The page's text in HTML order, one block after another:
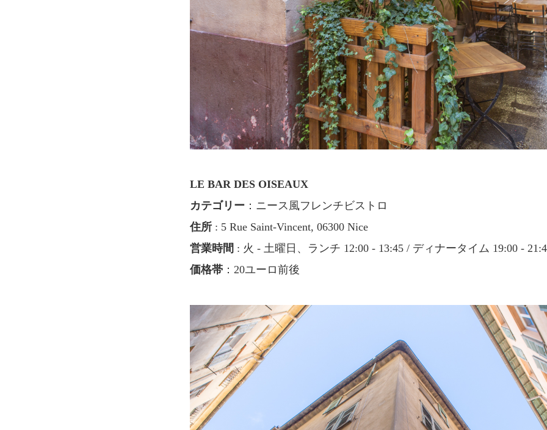
LE BAR DES OISEAUX
カテゴリー ：ニース風フレンチビストロ
住所 : 5 Rue Saint-Vincent, 06300 Nice
営業時間 : 火 - 土曜日、ランチ 12:00 - 13:45 / ディナータイム 19:00 -
価格帯 ：20ユーロ前後